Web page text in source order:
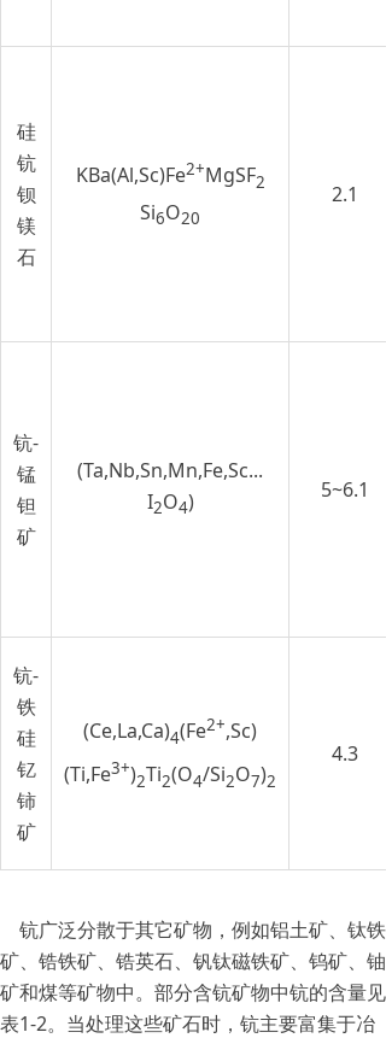
硅
钪
钡
镁
石
KBa(Al,Sc)Fe2+MgSF2
Si6O20
2.1
钪-
锰
钽
矿
(Ta,Nb,Sn,Mn,Fe,Sc...
I2O4) 5~6.1
钪-
铁
硅
钇
铈
矿
(Ce,La,Ca)4(Fe2+,Sc)
(Ti,Fe3+)2Ti2(O4/Si2O7)2
4.3
钪广泛分散于其它矿物，例如铝土矿、钛铁
矿、锆铁矿、锆英石、钒钛磁铁矿、钨矿、铀
矿和煤等矿物中。部分含钪矿物中钪的含量见
表1-2。当处理这些矿石时，钪主要富集于冶